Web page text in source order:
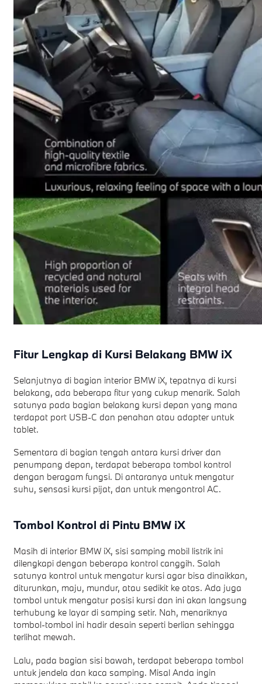
Fitur Lengkap di Kursi Belakang BMW iX
Selanjutnya di bagian interior BMW iX, tepatnya di kursi
belakang, ada beberapa fitur yang cukup menarik. Salah
satunya pada bagian belakang kursi depan yang mana
terdapat port USB-C dan penahan atau adapter untuk
tablet.
Sementara di bagian tengah antara kursi driver dan
penumpang depan, terdapat beberapa tombol kontrol
dengan beragam fungsi. Di antaranya untuk mengatur
suhu, sensasi kursi pijat, dan untuk mengontrol AC.
Tombol Kontrol di Pintu BMW iX
Masih di interior BMW iX, sisi samping mobil listrik ini
dilengkapi dengan beberapa kontrol canggih. Salah
satunya kontrol untuk mengatur kursi agar bisa dinaikkan,
diturunkan, maju, mundur, atau sedikit ke atas. Ada juga
tombol untuk mengatur posisi kursi dan ini akan langsung
terhubung ke layar di samping setir. Nah, menariknya
tombol-tombol ini hadir desain seperti berlian sehingga
terlihat mewah.
Lalu, pada bagian sisi bawah, terdapat beberapa tombol
untuk jendela dan kaca samping. Misal Anda ingin